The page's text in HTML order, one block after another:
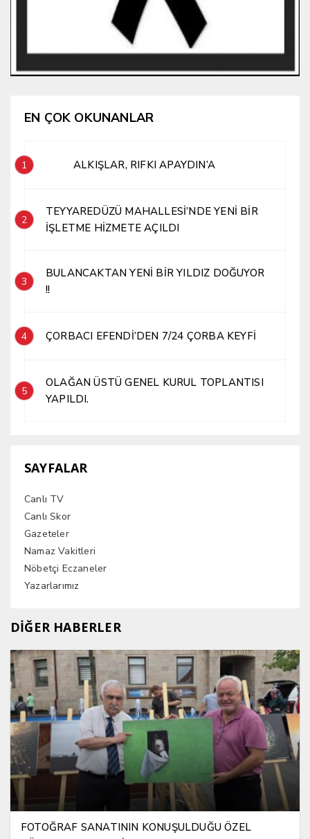
EN ÇOK OKUNANLAR
1 ALKIŞLAR, RIFKI APAYDIN’A
2
TEYYAREDÜZÜ MAHALLESİ’NDE YENİ BİR
İŞLETME HİZMETE AÇILDI
3
BULANCAKTAN YENİ BİR YILDIZ DOĞUYOR
!!
4 ÇORBACI EFENDİ’DEN 7/24 ÇORBA KEYFİ
5
OLAĞAN ÜSTÜ GENEL KURUL TOPLANTISI
YAPILDI.
SAYFALAR
Canlı TV
Canlı Skor
Gazeteler
Namaz Vakitleri
Nöbetçi Eczaneler
Yazarlarımız
DİĞER HABERLER
FOTOĞRAF SANATININ KONUŞULDUĞU ÖZEL